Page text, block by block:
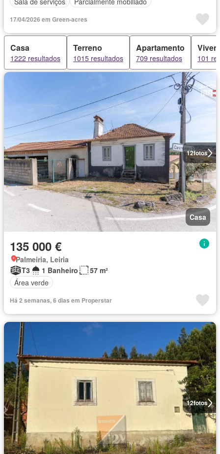
17/04/2026 em Green-acres
Casa
1222 resultados
Terreno
1015 resultados
Apartamento
709 resultados 101
12fotos
Casa
135 000 €
Palmeiria, Leiria
T3
1 Banheiro
57 m²
Área verde
Há 2 semanas, 6 dias em Properstar
12fotos